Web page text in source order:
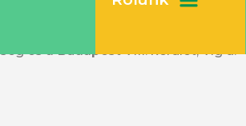
11.) számú határozata alapján
és a Budapest VIII. kerület, Víg u.